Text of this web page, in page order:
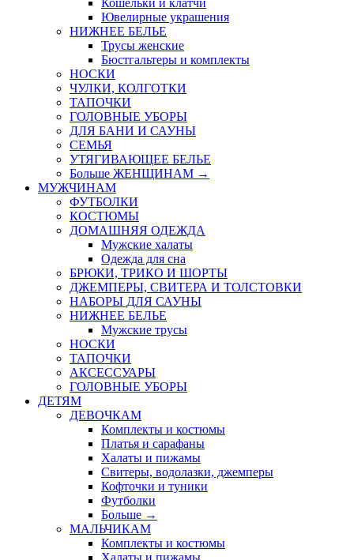
Кошельки и клатчи
Ювелирные украшения
НИЖНЕЕ БЕЛЬЕ
Трусы женские
Бюстгальтеры и комплекты
НОСКИ
ЧУЛКИ, КОЛГОТКИ
ТАПОЧКИ
ГОЛОВНЫЕ УБОРЫ
ДЛЯ БАНИ И САУНЫ
СЕМЬЯ
УТЯГИВАЮЩЕЕ БЕЛЬЕ
Больше ЖЕНЩИНАМ →
МУЖЧИНАМ
ФУТБОЛКИ
КОСТЮМЫ
ДОМАШНЯЯ ОДЕЖДА
Мужские халаты
Одежда для сна
БРЮКИ, ТРИКО И ШОРТЫ
ДЖЕМПЕРЫ, СВИТЕРА И ТОЛСТОВКИ
НАБОРЫ ДЛЯ САУНЫ
НИЖНЕЕ БЕЛЬЕ
Мужские трусы
НОСКИ
ТАПОЧКИ
АКСЕССУАРЫ
ГОЛОВНЫЕ УБОРЫ
ДЕТЯМ
ДЕВОЧКАМ
Комплекты и костюмы
Платья и сарафаны
Халаты и пижамы
Свитеры, водолазки, джемперы
Кофточки и туники
Футболки
Больше →
МАЛЬЧИКАМ
Комплекты и костюмы
Халаты и пижамы